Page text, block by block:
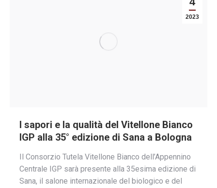
2023
I sapori e la qualità del Vitellone Bianco
IGP alla 35° edizione di Sana a Bologna
Il Consorzio Tutela Vitellone Bianco dell’Appennino
Centrale IGP sarà presente alla 35esima edizione di
Sana, il salone internazionale del biologico e del